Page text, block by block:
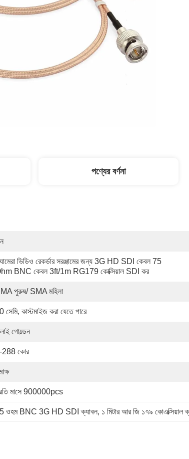
পণ্যের বর্ণনা
ভিডিও রেকর্ডার সরঞ্জামের জন্য 3G HD SDI কেবল 75
BNC কেবল 3ft/1m RG179 কোক্সিয়াল SDI কর
পুরুষ/ SMA মহিলা
সেমি, কাস্টমাইজ করা যেতে পারে
গোল্ডেন
288 কোর
মাসে 900000pcs
ওহম BNC 3G HD SDI ক্যাবল, ১ মিটার আর জি ১৭৯ কোএক্সিয়াল